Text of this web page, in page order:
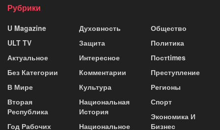
Рубрики
U Magazine
ULT TV
Актуальное
Без Категории
В Мире
Вторая
Республика
Год Рабочих
Духовность
Защита
Интересное
Комментарии
Культура
Национальная
История
Национальное
Общество
Политика
Постtimes
Преступление
Регионы
Спорт
Экономика И
Бизнес